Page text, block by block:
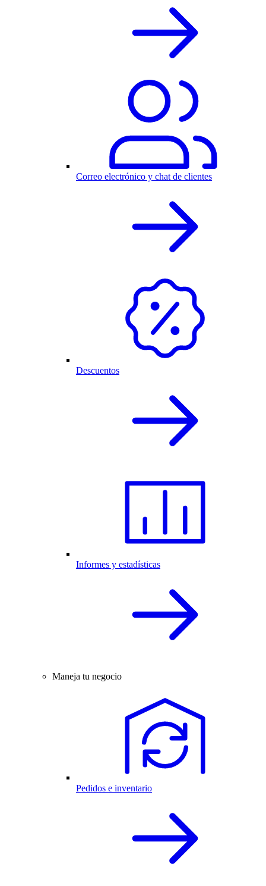
Correo electrónico y chat de clientes
Descuentos
Informes y estadísticas
Maneja tu negocio
Pedidos e inventario